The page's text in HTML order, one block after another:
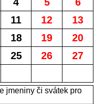
11 12 13
18 19 20
25 26 27
jmeniny či svátek pro